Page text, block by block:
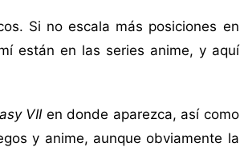
Si no escala más posiciones en
están en las series anime, y aquí
VIIen donde aparezca, así como
y anime, aunque obviamente la